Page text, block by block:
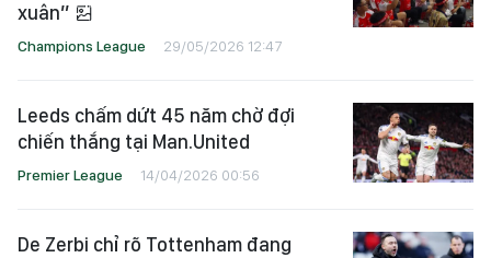
xuân”
Champions League 29/05/2026 12:47
Leeds chấm dứt 45 năm chờ đợi
chiến thắng tại Man.United
Premier League 14/04/2026 00:56
De Zerbi chỉ rõ Tottenham đang